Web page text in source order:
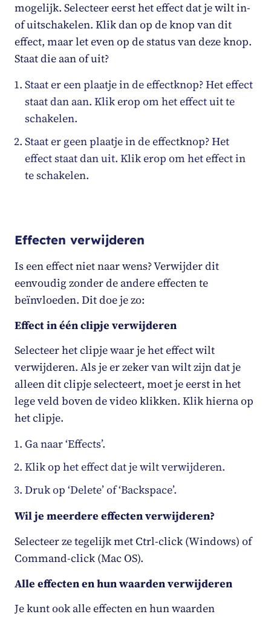
mogelijk. Selecteer eerst het effect dat je wilt in-
of uitschakelen. Klik dan op de knop van dit
effect, maar let even op de status van deze knop.
Staat die aan of uit?
Staat er een plaatje in de effectknop? Het effect
staat dan aan. Klik erop om het effect uit te
schakelen.
Staat er geen plaatje in de effectknop? Het
effect staat dan uit. Klik erop om het effect in
te schakelen.
Effecten verwijderen
Is een effect niet naar wens? Verwijder dit
eenvoudig zonder de andere effecten te
beïnvloeden. Dit doe je zo:
Effect in één clipje verwijderen
Selecteer het clipje waar je het effect wilt
verwijderen. Als je er zeker van wilt zijn dat je
alleen dit clipje selecteert, moet je eerst in het
lege veld boven de video klikken. Klik hierna op
het clipje.
Ga naar ‘Effects’.
Klik op het effect dat je wilt verwijderen.
Druk op ‘Delete’ of ‘Backspace’.
Wil je meerdere effecten verwijderen?
Selecteer ze tegelijk met Ctrl-click (Windows) of
Command-click (Mac OS).
Alle effecten en hun waarden verwijderen
Je kunt ook alle effecten en hun waarden